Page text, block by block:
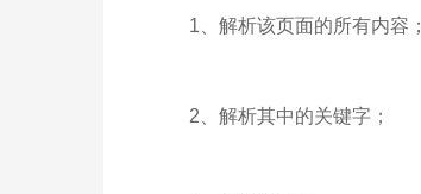
1、解析该页面的所有内容；
2、解析其中的关键字；